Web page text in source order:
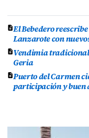
El Bebedero
Lanzarote con
Vendimia
Geria
Puerto del Carmen
participación y buen